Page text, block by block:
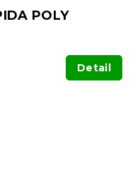
POLY
Detail